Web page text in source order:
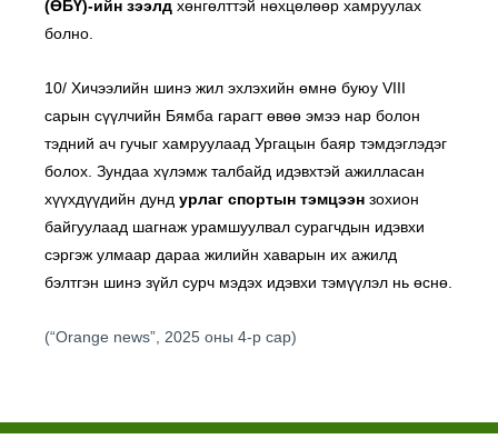
(ӨБҮ)-ийн зээлд хөнгөлттэй нөхцөлөөр хамруулах
болно.
10/ Хичээлийн шинэ жил эхлэхийн өмнө буюу VIII
сарын сүүлчийн Бямба гарагт өвөө эмээ нар болон
тэдний ач гучыг хамруулаад Ургацын баяр тэмдэглэдэг
болох. Зундаа хүлэмж талбайд идэвхтэй ажилласан
хүүхдүүдийн дунд урлаг спортын тэмцээн зохион
байгуулаад шагнаж урамшуулвал сурагчдын идэвхи
сэргэж улмаар дараа жилийн хаварын их ажилд
бэлтгэн шинэ зүйл сурч мэдэх идэвхи тэмүүлэл нь өснө.
(“Orange news”, 2025 оны 4-р сар)